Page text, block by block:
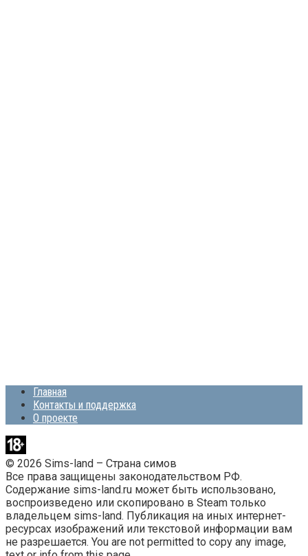
Главная
Контакты и поддержка
О проекте
© 2026 Sims-land – Страна симов
Все права защищены законодательством РФ.
Содержание sims-land.ru может быть использовано,
воспроизведено или скопировано в Steam только
владельцем sims-land. Публикация на иных интернет-
ресурсах изображений или текстовой информации вам
не разрешается. You are not permitted to copy any image,